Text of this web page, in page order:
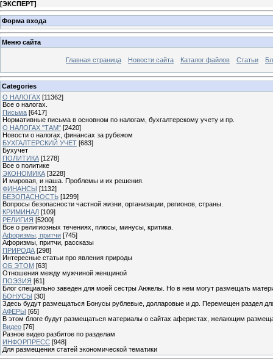
[ЭКСПЕРТ]
Форма входа
Меню сайта
Главная страница Новости сайта Каталог файлов Статьи
Categories
О НАЛОГАХ [11362]
Все о налогах.
Письма [6417]
Нормативные письма в основном по налогам, бухгалтерскому учету и пр.
О НАЛОГАХ "ТАМ" [2420]
Новости о налогах, финансах за рубежом
БУХГАЛТЕРСКИЙ УЧЕТ [683]
Бухучет
ПОЛИТИКА [1278]
Все о политике
ЭКОНОМИКА [3228]
И мировая, и наша. Проблемы и их решения.
ФИНАНСЫ [1132]
БЕЗОПАСНОСТЬ [1299]
Вопросы безопасности частной жизни, организации, регионов, страны.
КРИМИНАЛ [109]
РЕЛИГИЯ [5200]
Все о религиозных течениях, плюсы, минусы, критика.
Афоризмы, притчи [745]
Афоризмы, притчи, рассказы
ПРИРОДА [298]
Интересные статьи про явления природы
ОБ ЭТОМ [63]
Отношения между мужчиной женщиной
ПОЭЗИЯ [61]
Блог специально заведен для моей сестры Анжелы. Но в нем могут размещать
БОНУСЫ [30]
Здесь будут размещаться Бонусы рублевые, долларовые и др. Перемещен раздел
АФЕРЫ [65]
В этом блоге будут размещаться материалы о сайтах аферистах, желающим
Видео [76]
Разное видео разбитое по разделам
ИНФОРПРЕСС [948]
Для размещения статей экономической тематики